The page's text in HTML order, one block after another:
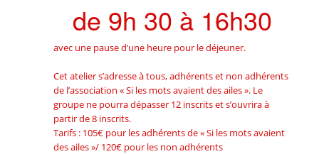
de 9h 30 à 16h30
avec une pause d’une heure pour le déjeuner.
Cet atelier s’adresse à tous, adhérents et non adhérents
de l’association « Si les mots avaient des ailes ». Le
groupe ne pourra dépasser 12 inscrits et s’ouvrira à
partir de 8 inscrits.
Tarifs : 105€ pour les adhérents de « Si les mots avaient
des ailes »/ 120€ pour les non adhérents